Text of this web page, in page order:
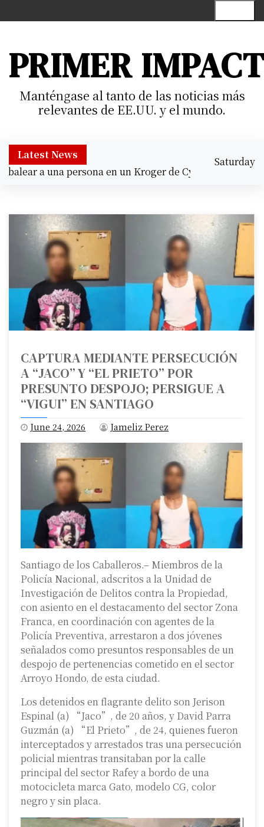
k
PRIMER
Manténgase al tanto de las noticias más
relevantes de EE.UU. y el mundo.
Latest News
a una persona en un Kroger de Cypress |
Prisión
Saturday
CAPTURA MEDIANTE PERSECUCIÓN
A “JACO” Y “EL PRIETO” POR
PRESUNTO DESPOJO; PERSIGUE A
“VIGUI” EN SANTIAGO
June 24, 2026 Jameliz Perez
Santiago de los Caballeros.– Miembros de la
Policía Nacional, adscritos a la Unidad de
Investigación de Delitos contra la Propiedad,
con asiento en el destacamento del sector Zona
Franca, en coordinación con agentes de la
Policía Preventiva, arrestaron a dos jóvenes
señalados como presuntos responsables de un
despojo de pertenencias cometido en el sector
Arroyo Hondo, de esta ciudad.
Los detenidos en flagrante delito son Jerison
Espinal (a) “Jaco”, de 20 años, y David Parra
Guzmán (a) “El Prieto”, de 24, quienes fueron
interceptados y arrestados tras una persecución
policial mientras transitaban por la calle
principal del sector Rafey a bordo de una
motocicleta marca Gato, modelo CG, color
negro y sin placa.